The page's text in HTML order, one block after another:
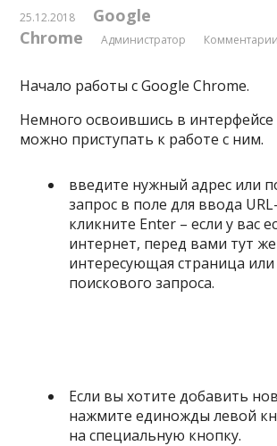
25.12.2018
Google
Chrome
Администратор
Начало работы с Google Chrome.
Немного освоившись в интерфейсе
можно приступать к работе с ним.
введите нужный адрес или
запрос в поле для ввода
кликните Enter – если у вас
интернет, перед вами тут
интересующая страница или
поискового запроса.
Если вы хотите добавить
нажмите единожды левой
на специальную кнопку.